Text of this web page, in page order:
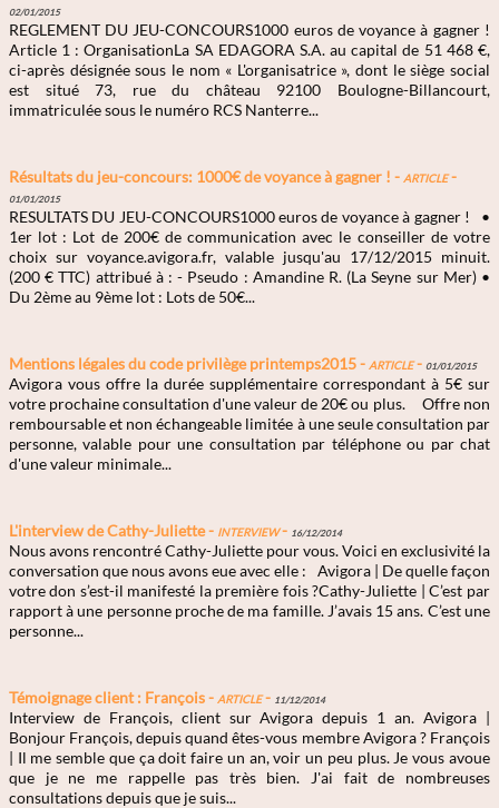
02/01/2015
REGLEMENT DU JEU-CONCOURS1000 euros de voyance à gagner !
Article 1 : OrganisationLa SA EDAGORA S.A. au capital de 51 468 €,
ci-après désignée sous le nom « L'organisatrice », dont le siège social
est situé 73, rue du château 92100 Boulogne-Billancourt,
immatriculée sous le numéro RCS Nanterre...
Résultats du jeu-concours: 1000€ de voyance à gagner ! -Article-
01/01/2015
RESULTATS DU JEU-CONCOURS1000 euros de voyance à gagner ! •
1er lot : Lot de 200€ de communication avec le conseiller de votre
choix sur voyance.avigora.fr, valable jusqu'au 17/12/2015 minuit.
(200 € TTC) attribué à : - Pseudo : Amandine R. (La Seyne sur Mer) •
Du 2ème au 9ème lot : Lots de 50€...
Mentions légales du code privilège printemps2015 -Article- 01/01/2015
Avigora vous offre la durée supplémentaire correspondant à 5€ sur
votre prochaine consultation d'une valeur de 20€ ou plus. Offre non
remboursable et non échangeable limitée à une seule consultation par
personne, valable pour une consultation par téléphone ou par chat
d'une valeur minimale...
L'interview de Cathy-Juliette - Interview- 16/12/2014
Nous avons rencontré Cathy-Juliette pour vous. Voici en exclusivité la
conversation que nous avons eue avec elle : Avigora | De quelle façon
votre don s’est-il manifesté la première fois ?Cathy-Juliette | C’est par
rapport à une personne proche de ma famille. J’avais 15 ans. C’est une
personne...
Témoignage client : François -Article- 11/12/2014
Interview de François, client sur Avigora depuis 1 an. Avigora |
Bonjour François, depuis quand êtes-vous membre Avigora ? François
| Il me semble que ça doit faire un an, voir un peu plus. Je vous avoue
que je ne me rappelle pas très bien. J'ai fait de nombreuses
consultations depuis que je suis...